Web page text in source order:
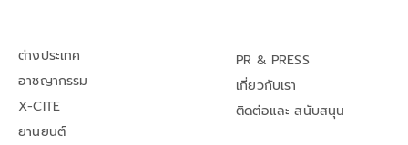
ต่างประเทศ
อาชญากรรม
X-CITE
ยานยนต์
PR & PRESS
เกี่ยวกับเรา
ติดต่อและ สนับสนุน